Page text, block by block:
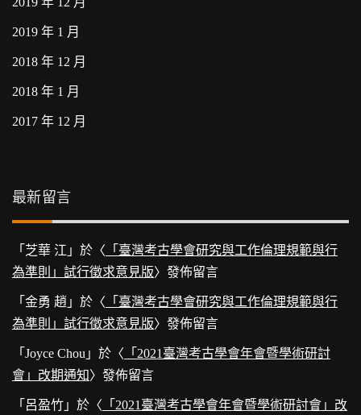
2019 年 1 月
2018 年 12 月
2018 年 1 月
2017 年 12 月
最新留言
「 芝華 江 」於〈 「臺灣考古學會研究與工作倫理規範與行
為準則」試行徵求意見版〉發佈留言
「 金勇 趙 」於〈 「臺灣考古學會研究與工作倫理規範與行
為準則」試行徵求意見版〉發佈留言
「 Joyce Chou 」於〈 「2021臺灣考古學會年會暨學術研討
會」改期通知〉發佈留言
「 呂盈竹 」於〈 「2021臺灣考古學會年會暨學術研討會」改